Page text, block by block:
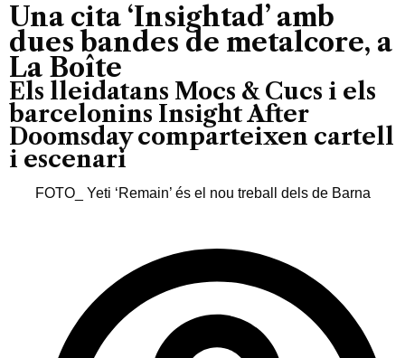
Una cita ‘Insightad’ amb
dues bandes de metalcore, a
La Boîte
Els lleidatans Mocs & Cucs i els
barcelonins Insight After
Doomsday comparteixen cartell
i escenari
FOTO_ Yeti ‘Remain’ és el nou treball dels de Barna